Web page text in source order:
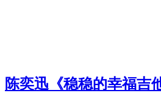
陈奕迅《稳稳的幸福吉